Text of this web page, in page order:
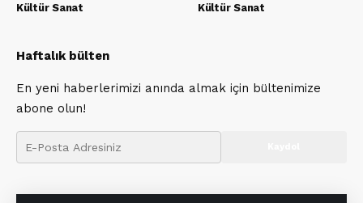
Kültür Sanat
Kültür Sanat
Haftalık bülten
En yeni haberlerimizi anında almak için bültenimize
abone olun!